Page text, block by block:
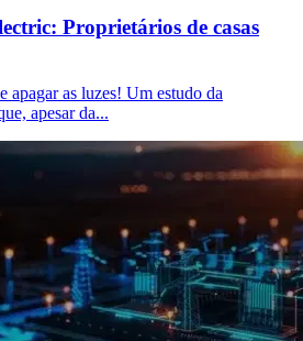
Proprietários de casas
apagar as luzes! Um estudo da
apesar da...